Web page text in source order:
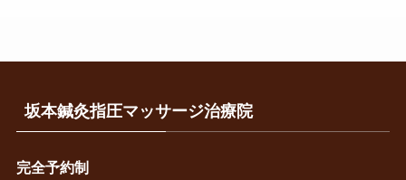
坂本鍼灸指圧マッサージ治療院
完全予約制